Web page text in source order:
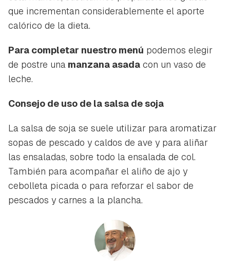
que incrementan considerablemente el aporte
calórico de la dieta.
Para completar nuestro menú podemos elegir
de postre una manzana asada con un vaso de
leche.
Consejo de uso de la salsa de soja
La salsa de soja se suele utilizar para aromatizar
sopas de pescado y caldos de ave y para aliñar
las ensaladas, sobre todo la ensalada de col.
También para acompañar el aliño de ajo y
cebolleta picada o para reforzar el sabor de
pescados y carnes a la plancha.